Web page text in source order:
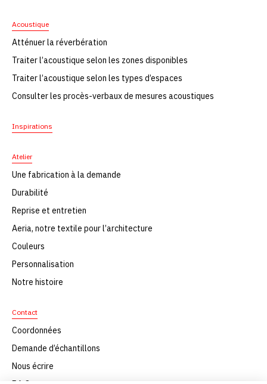
Acoustique
Atténuer la réverbération
Traiter l’acoustique selon les zones disponibles
Traiter l’acoustique selon les types d’espaces
Consulter les procès-verbaux de mesures acoustiques
Inspirations
Atelier
Une fabrication à la demande
Durabilité
Reprise et entretien
Aeria, notre textile pour l’architecture
Couleurs
Personnalisation
Notre histoire
Contact
Coordonnées
Demande d’échantillons
Nous écrire